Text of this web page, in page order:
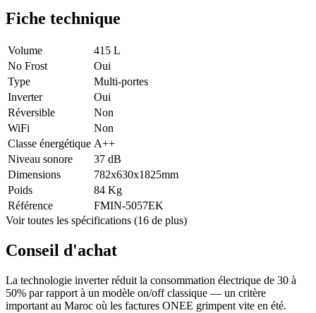
Fiche technique
Volume
415 L
No Frost
Oui
Type
Multi-portes
Inverter
Oui
Réversible
Non
WiFi
Non
Classe énergétique A++
Niveau sonore
37 dB
Dimensions
782x630x1825mm
Poids
84 Kg
Référence
FMIN-5057EK
Voir toutes les spécifications (16 de plus)
Conseil d'achat
La technologie inverter réduit la consommation électrique de 30 à
50% par rapport à un modèle on/off classique — un critère
important au Maroc où les factures ONEE grimpent vite en été.